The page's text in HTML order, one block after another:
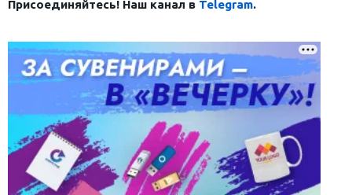
Присоединяйтесь! Наш канал в Telegram.